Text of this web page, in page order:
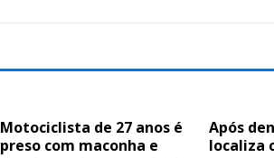
Motociclista de 27 anos é
preso com maconha e
Após
localiza